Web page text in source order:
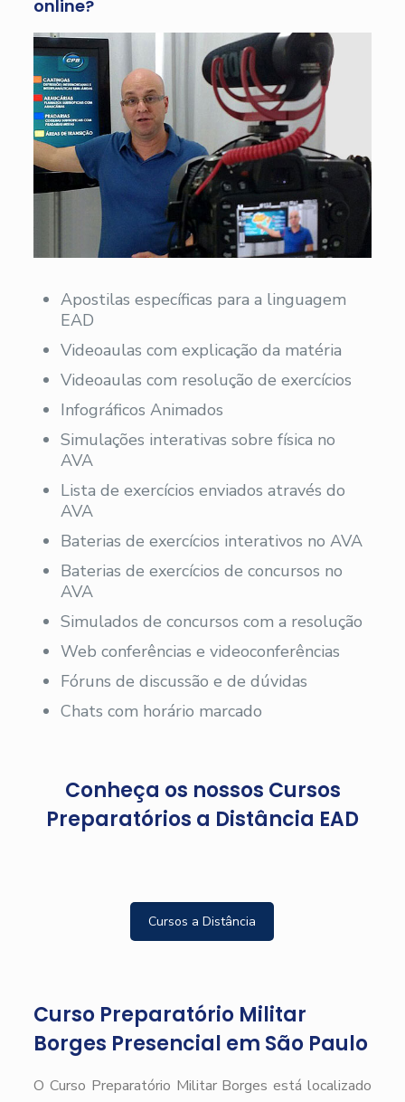
online?
Apostilas específicas para a linguagem
EAD
Videoaulas com explicação da matéria
Videoaulas com resolução de exercícios
Infográficos Animados
Simulações interativas sobre física no
AVA
Lista de exercícios enviados através do
AVA
Baterias de exercícios interativos no AVA
Baterias de exercícios de concursos no
AVA
Simulados de concursos com a resolução
Web conferências e videoconferências
Fóruns de discussão e de dúvidas
Chats com horário marcado
Conheça os nossos Cursos
Preparatórios a Distância EAD
Cursos a Distância
Curso Preparatório Militar
Borges Presencial em São Paulo
O Curso Preparatório Militar Borges está localizado